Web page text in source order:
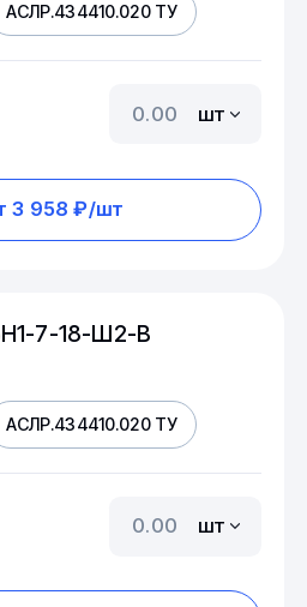
АСЛР.434410.020 ТУ
шт
3 958 ₽/шт
7-18-Ш2-В
АСЛР.434410.020 ТУ
шт